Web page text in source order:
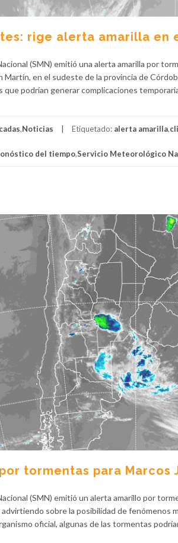
rige alerta amarilla en
(SMN) emitió una alerta amarilla por
Martín, en el sudeste de la provincia de
podrían generar complicaciones
,Noticias Etiquetado: alerta amarilla,
del tiempo,Servicio Meteorológico
tormentas para Marcos
(SMN) emitió un alerta amarillo por
advirtiendo sobre la posibilidad de fenómenos
oficial, algunas de las tormentas